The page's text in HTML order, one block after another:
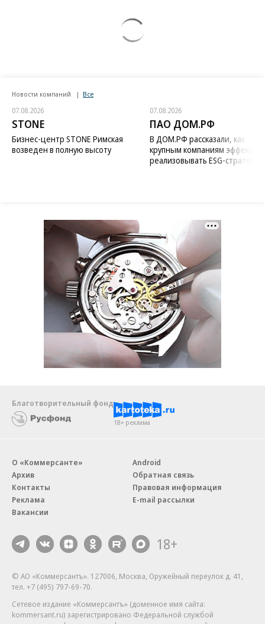
Новости компаний Все
07.08.2026
STONE
Бизнес-центр STONE Римская
возведен в полную высоту
07.08.2026
ПАО ДОМ.РФ
В ДОМ.РФ рассказали, как
крупным компаниям
реализовывать ESG-стратегию
Благотворительный фонд
18+ реклама
О «Коммерсанте»
Архив
Контакты
Реклама
Вакансии
Android
Обратная связь
Правовая информация
E-mail рассылки
18+
© АО «Коммерсантъ». 127006, Москва, Оружейный переулок д. 41,
тел. +7 (495) 797-69-70.
Сетевое издание «Коммерсантъ» (доменное имя сайта:
kommersant.ru) зарегистрировано Федеральной службой